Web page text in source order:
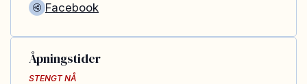
Facebook
Åpningstider
STENGT NÅ